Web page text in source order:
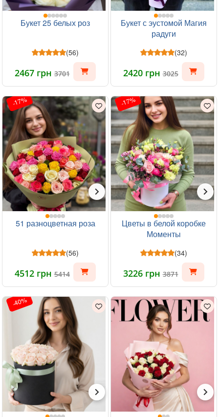
Букет 25 белых роз
(56)
2467 грн3701
Букет с эустомой Магия
радуги
(32)
2420 грн3025
-17%
51 разноцветная роза
(56)
4512 грн5414
-17%
Цветы в белой коробке
Моменты
(34)
3226 грн3871
-40%